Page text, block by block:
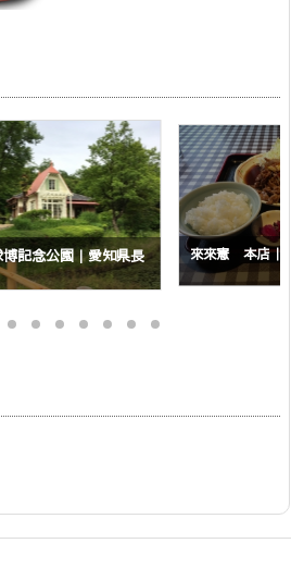
記念公園｜愛知県長
來來憲 本店｜